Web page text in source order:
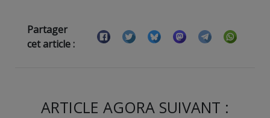
Partager
cet article :
ARTICLE AGORA SUIVANT :